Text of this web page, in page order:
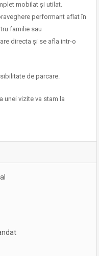
mobilat și utilat.
performant aflat în
familie sau
directa și se afla intr-o
de parcare.
unei vizite va stam la